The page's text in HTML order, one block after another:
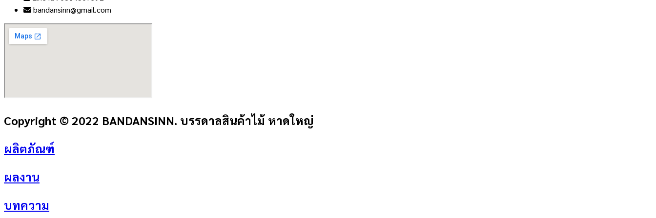
bandansinn@gmail.com
Copyright © 2022 BANDANSINN. บรรดาลสินค้าไม้ หาดใหญ่
ผลิตภัณฑ์
ผลงาน
บทความ